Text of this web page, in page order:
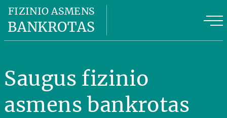
FIZINIO ASMENS
BANKROTAS Fizinio asmens bankroto kaina
Saugus fizinio
asmens bankrotas